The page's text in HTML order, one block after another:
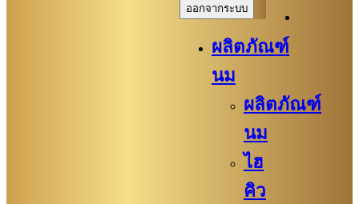
ออกจากระบบ
ผลิตภัณฑ์
นม
ผลิตภัณฑ์
นม
ไฮ
คิว